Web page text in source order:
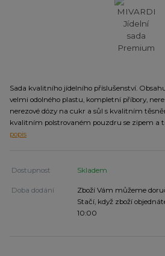
Sada kvalitního jídelního příslušenství.
velmi odolného plastu, kompletní příbory,
nerezové dózy na cukr a sůl s kvalitním
kvalitním polstrovaném pouzdru se zipem a
popis
Dostupnost Skladem
Doba dodání
Zboží Vám můžeme
Stačí, když zboží
10:00